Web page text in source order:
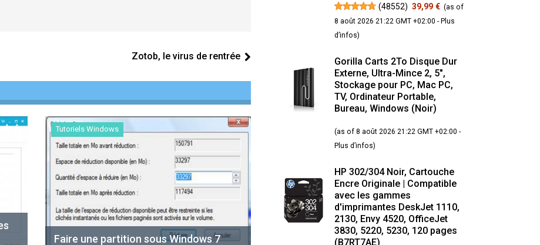
Zotob, le virus de rentrée
Tutoriels Windows
Faire une partition sous Windows 7
(48552) 39,99 € (as of
8 août 2026 21:22 GMT +02:00 -Plus
d’infos)
Gorilla Carts 2To Disque Dur
Externe, Ultra-Mince 2, 5",
Stockage pour PC, Mac PC,
TV, Ordinateur Portable,
Bureau, Windows (Noir)
(as of 8 août 2026 21:22 GMT +02:00 -
Plus d’infos)
HP 302/304 Noir, Cartouche
Encre Originale | Compatible
avec les gammes
d'imprimantes DeskJet 1110,
2130, Envy 4520, OfficeJet
3830, 5220, 5230, 120 pages
(B7RT7AE)